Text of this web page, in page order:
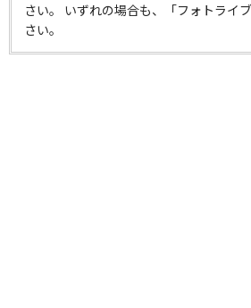
さい。 いずれの場合も、「フォトライ
さい。